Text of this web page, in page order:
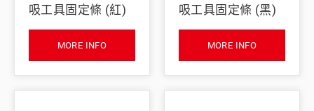
吸工具固定條 (紅)
MORE INFO
吸工具固定條 (黑)
MORE INFO